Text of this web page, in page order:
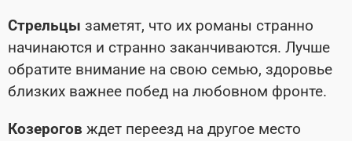
Стрельцы заметят, что их романы странно
начинаются и странно заканчиваются. Лучше
обратите внимание на свою семью, здоровье
близких важнее побед на любовном фронте.
Козерогов ждет переезд на другое место